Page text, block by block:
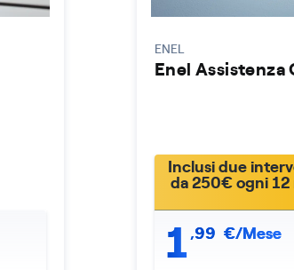
ENEL
Enel Assistenza
Inclusi due
da 250€ ogni
1 ,99 €/Mese